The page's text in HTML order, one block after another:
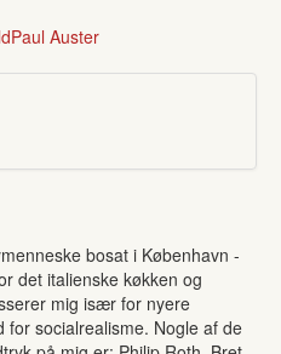
Paul Auster
bosat i København -
det italienske køkken og
mig især for nyere
socialrealisme. Nogle af de